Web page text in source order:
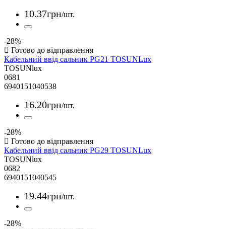
10.37грн/шт.
-28%
Кабельний ввід сальник PG21 TOSUNLux
TOSUNlux
0681
6940151040538
16.20грн/шт.
-28%
Кабельний ввід сальник PG29 TOSUNLux
TOSUNlux
0682
6940151040545
19.44грн/шт.
-28%